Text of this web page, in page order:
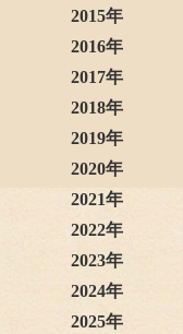
2015年
2016年
2017年
2018年
2019年
2020年
2021年
2022年
2023年
2024年
2025年